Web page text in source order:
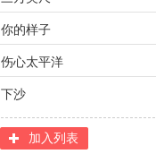
你的样子
伤心太平洋
下沙
加入列表